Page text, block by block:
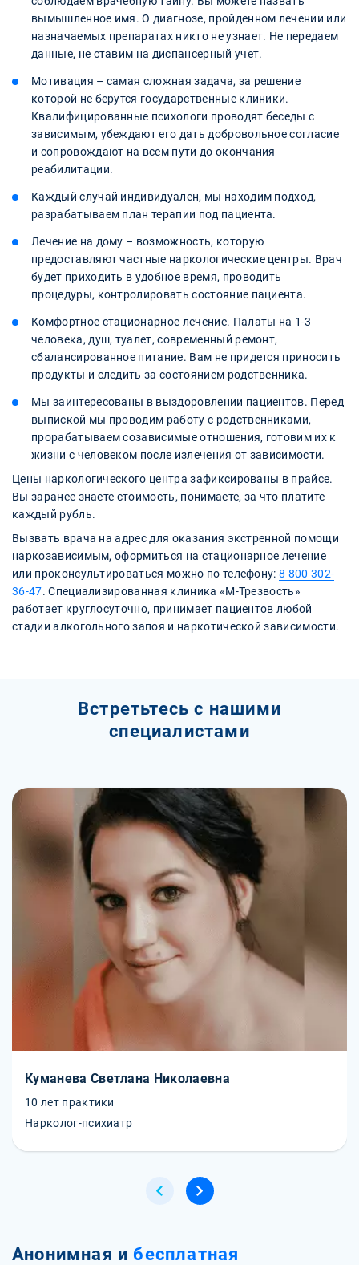
вымышленное имя. О диагнозе, пройденном лечении или
назначаемых препаратах никто не узнает. Не передаем
данные, не ставим на диспансерный учет.
Мотивация – самая сложная задача, за решение
которой не берутся государственные клиники.
Квалифицированные психологи проводят беседы с
зависимым, убеждают его дать добровольное согласие
и сопровождают на всем пути до окончания
реабилитации.
Каждый случай индивидуален, мы находим подход,
разрабатываем план терапии под пациента.
Лечение на дому – возможность, которую
предоставляют частные наркологические центры. Врач
будет приходить в удобное время, проводить
процедуры, контролировать состояние пациента.
Комфортное стационарное лечение. Палаты на 1-3
человека, душ, туалет, современный ремонт,
сбалансированное питание. Вам не придется приносить
продукты и следить за состоянием родственника.
Мы заинтересованы в выздоровлении пациентов. Перед
выпиской мы проводим работу с родственниками,
прорабатываем созависимые отношения, готовим их к
жизни с человеком после излечения от зависимости.
Цены наркологического центра зафиксированы в прайсе.
Вы заранее знаете стоимость, понимаете, за что платите
каждый рубль.
Вызвать врача на адрес для оказания экстренной помощи
наркозависимым, оформиться на стационарное лечение
или проконсультироваться можно по телефону:8 800 302-
36-47. Специализированная клиника «М-Трезвость»
работает круглосуточно, принимает пациентов любой
стадии алкогольного запоя и наркотической зависимости.
Встретьтесь с нашими
специалистами
Куманева Светлана Николаевна
10 лет практики
Нарколог-психиатр
Анонимная и бесплатная